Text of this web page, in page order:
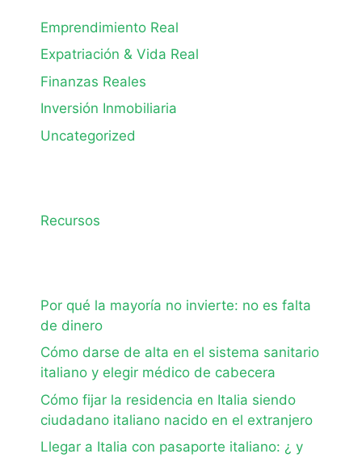
Emprendimiento Real
Expatriación & Vida Real
Finanzas Reales
Inversión Inmobiliaria
Uncategorized
Recursos
Por qué la mayoría no invierte: no es falta
de dinero
Cómo darse de alta en el sistema sanitario
italiano y elegir médico de cabecera
Cómo fijar la residencia en Italia siendo
ciudadano italiano nacido en el extranjero
Llegar a Italia con pasaporte italiano: ¿ y